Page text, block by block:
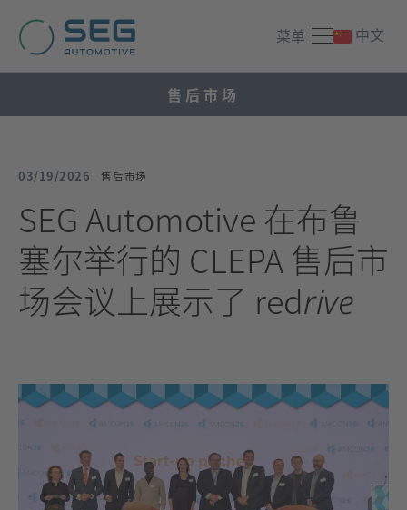
菜单 中文
售后市场
03/19/2026 售后市场
SEG Automotive 在布鲁
塞尔举行的 CLEPA 售后市
场会议上展示了 redrive